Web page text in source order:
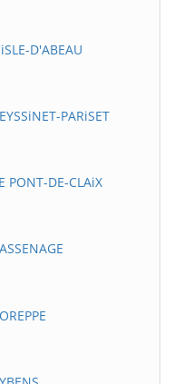
D'ABEAU
PARiSET
DE-CLAiX